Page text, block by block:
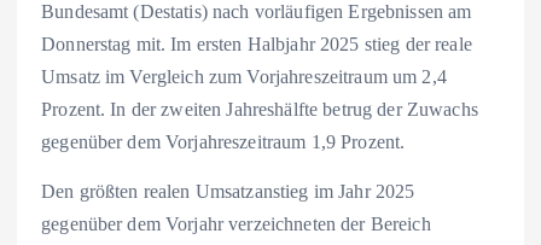
Bundesamt (Destatis) nach vorläufigen Ergebnissen am
Donnerstag mit. Im ersten Halbjahr 2025 stieg der reale
Umsatz im Vergleich zum Vorjahreszeitraum um 2,4
Prozent. In der zweiten Jahreshälfte betrug der Zuwachs
gegenüber dem Vorjahreszeitraum 1,9 Prozent.
Den größten realen Umsatzanstieg im Jahr 2025
gegenüber dem Vorjahr verzeichneten der Bereich